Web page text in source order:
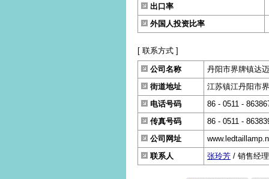
出口率
外国人投资比率
[ 联系方式 ]
公司名称
丹阳市界牌镇达
街道地址
江苏镇江丹阳市
电话号码
86 - 0511 -
传真号码
86 - 0511 -
公司网址
联系人
张玲芳 / 销售经理